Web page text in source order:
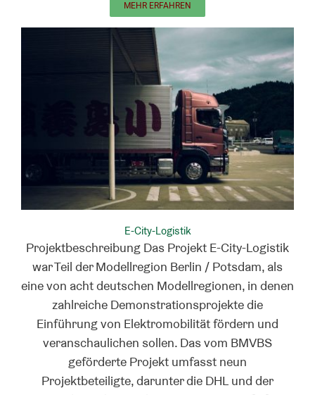
MEHR ERFAHREN
E-City-Logistik
Projektbeschreibung Das Projekt E-City-Logistik
war Teil der Modellregion Berlin / Potsdam, als
eine von acht deutschen Modellregionen, in denen
zahlreiche Demonstrationsprojekte die
Einführung von Elektromobilität fördern und
veranschaulichen sollen. Das vom BMVBS
geförderte Projekt umfasst neun
Projektbeteiligte, darunter die DHL und der